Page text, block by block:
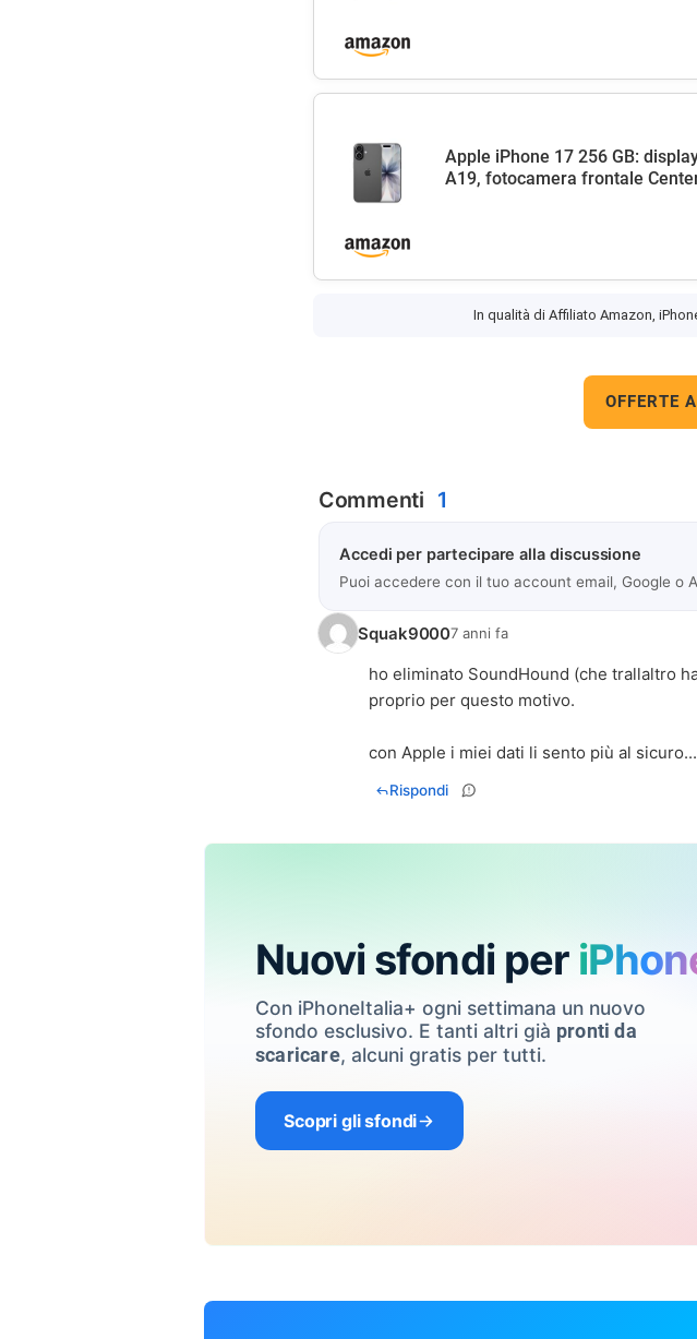
Apple iPhone 17 256 GB:
A19, fotocamera frontale
In qualità di Affiliato Amazon,
OFFERTE
Commenti 1
Accedi per partecipare alla discussione
Puoi accedere con il tuo account email, Google o
Squak90007 anni fa
ho eliminato SoundHound (che trallaltro
proprio per questo motivo.
con Apple i miei dati li sento più al sicuro...
Rispondi
Nuovi sfondi per
Con iPhoneItalia+ ogni settimana un nuovo
sfondo esclusivo. E tanti altri già pronti da
scaricare, alcuni gratis per tutti.
Scopri gli sfondi